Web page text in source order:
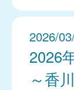
2026/
2026
～香